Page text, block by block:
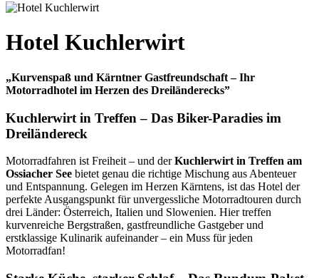
Hotel Kuchlerwirt
„Kurvenspaß und Kärntner Gastfreundschaft – Ihr
Motorradhotel im Herzen des Dreiländerecks”
Kuchlerwirt in Treffen – Das Biker-Paradies im
Dreiländereck
Motorradfahren ist Freiheit – und derKuchlerwirt in Treffen am
Ossiacher See bietet genau die richtige Mischung aus Abenteuer
und Entspannung. Gelegen im Herzen Kärntens, ist das Hotel der
perfekte Ausgangspunkt für unvergessliche Motorradtouren durch
drei Länder: Österreich, Italien und Slowenien. Hier treffen
kurvenreiche Bergstraßen, gastfreundliche Gastgeber und
erstklassige Kulinarik aufeinander – ein Muss für jeden
Motorradfan!